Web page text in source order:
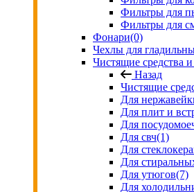
Фильтры для
Фильтры для
Фонари(0)
Чехлы для
Чистящие средства
Назад
Чистящие
Для
Для плит и
Для
Для свч(1)
Для
Для
Для утюгов(7)
Для